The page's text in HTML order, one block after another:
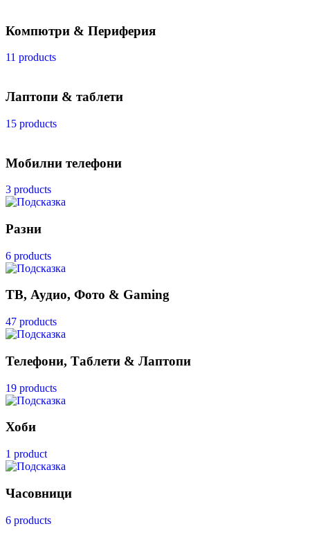
Компютри & Периферия
11 products
Лаптопи & таблети
15 products
Мобилни телефони
3 products
Разни
6 products
ТВ, Аудио, Фото & Gaming
47 products
Телефони, Таблети & Лаптопи
19 products
Хоби
1 product
Часовници
6 products